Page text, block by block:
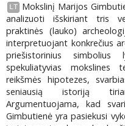
LT
Mokslinį Marijos
analizuoti išskiriant tris
praktinės (lauko)
interpretuojant konkrečius
priešistorinius
spekuliatyvias mokslines
reikšmės hipotezes,
seniausią istoriją
Argumentuojama, kad
Gimbutienė yra pasiekusi